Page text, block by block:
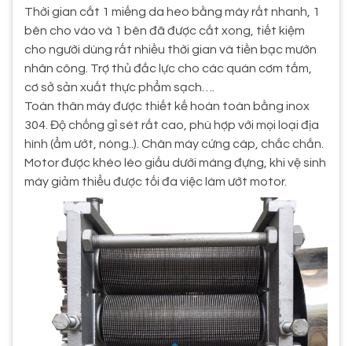
Thời gian cắt 1 miếng da heo bằng máy rất nhanh, 1
bên cho vào và 1 bên đã được cắt xong, tiết kiệm
cho người dùng rất nhiều thời gian và tiền bạc mướn
nhân công. Trợ thủ đắc lực cho các quán cơm tấm,
cơ sở sản xuất thực phẩm sạch….
Toàn thân máy được thiết kế hoàn toàn bằng inox
304. Độ chống gỉ sét rất cao, phù hợp với mọi loại địa
hình (ẩm ướt, nóng..). Chân máy cứng cáp, chắc chắn.
Motor được khéo léo giấu dưới máng đựng, khi vệ sinh
máy giảm thiểu được tối đa việc làm ướt motor.